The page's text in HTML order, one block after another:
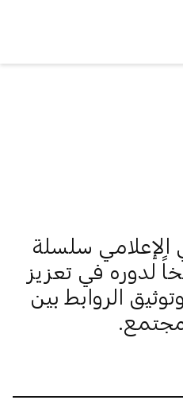
سلسلة
لدوره في تعزيز
الروابط بين